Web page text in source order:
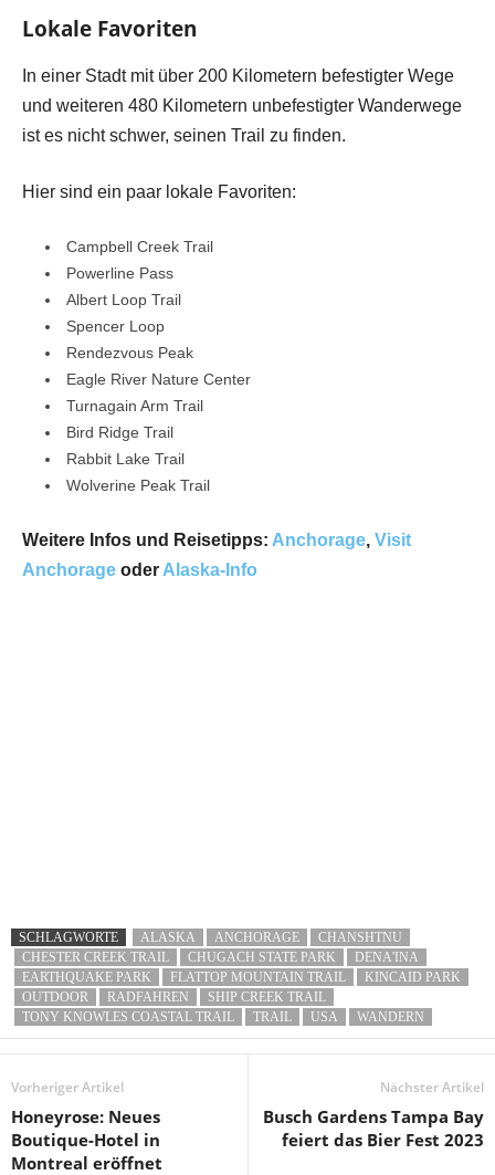
Lokale Favoriten
In einer Stadt mit über 200 Kilometern befestigter Wege
und weiteren 480 Kilometern unbefestigter Wanderwege
ist es nicht schwer, seinen Trail zu finden.
Hier sind ein paar lokale Favoriten:
Campbell Creek Trail
Powerline Pass
Albert Loop Trail
Spencer Loop
Rendezvous Peak
Eagle River Nature Center
Turnagain Arm Trail
Bird Ridge Trail
Rabbit Lake Trail
Wolverine Peak Trail
Weitere Infos und Reisetipps: Anchorage, Visit
Anchorage oder Alaska-Info
SCHLAGWORTE ALASKA ANCHORAGE
CHANSHTNU
CHESTER CREEK TRAIL
CHUGACH STATE PARK
DENA'INA
EARTHQUAKE PARK
FLATTOP MOUNTAIN TRAIL
KINCAID PARK
OUTDOOR
RADFAHREN
SHIP CREEK TRAIL
TONY KNOWLES COASTAL TRAIL
TRAIL USA WANDERN
Vorheriger Artikel
Honeyrose: Neues
Boutique-Hotel in
Montreal eröffnet
Nächster Artikel
Busch Gardens Tampa Bay
feiert das Bier Fest 2023